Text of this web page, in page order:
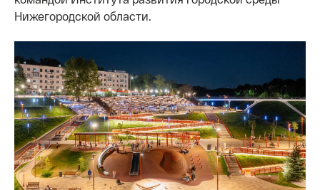
Нижегородской области.